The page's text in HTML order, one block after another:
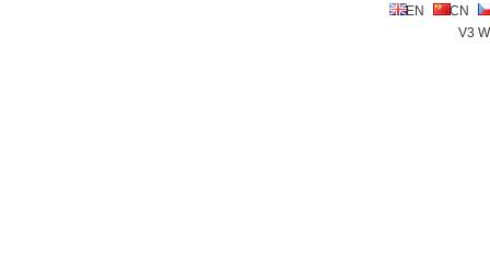
EN
CN
V3